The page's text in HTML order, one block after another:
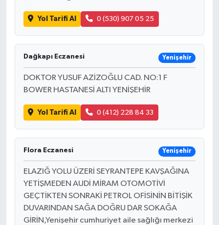
Yol Tarifi Al 0 (530) 907 05 25
Dağkapı Eczanesi Yenişehir
DOKTOR YUSUF AZİZOĞLU CAD. NO:1 F
BOWER HASTANESİ ALTI YENİŞEHİR
Yol Tarifi Al 0 (412) 228 84 33
Flora Eczanesi Yenişehir
ELAZIĞ YOLU ÜZERİ SEYRANTEPE KAVŞAĞINA
YETİŞMEDEN AUDİ MİRAM OTOMOTİVİ
GEÇTİKTEN SONRAKİ PETROL OFİSİNİN BİTİŞİK
DUVARINDAN SAĞA DOĞRU DAR SOKAĞA
GİRİN,Yenişehir cumhuriyet aile sağlığı merkezi